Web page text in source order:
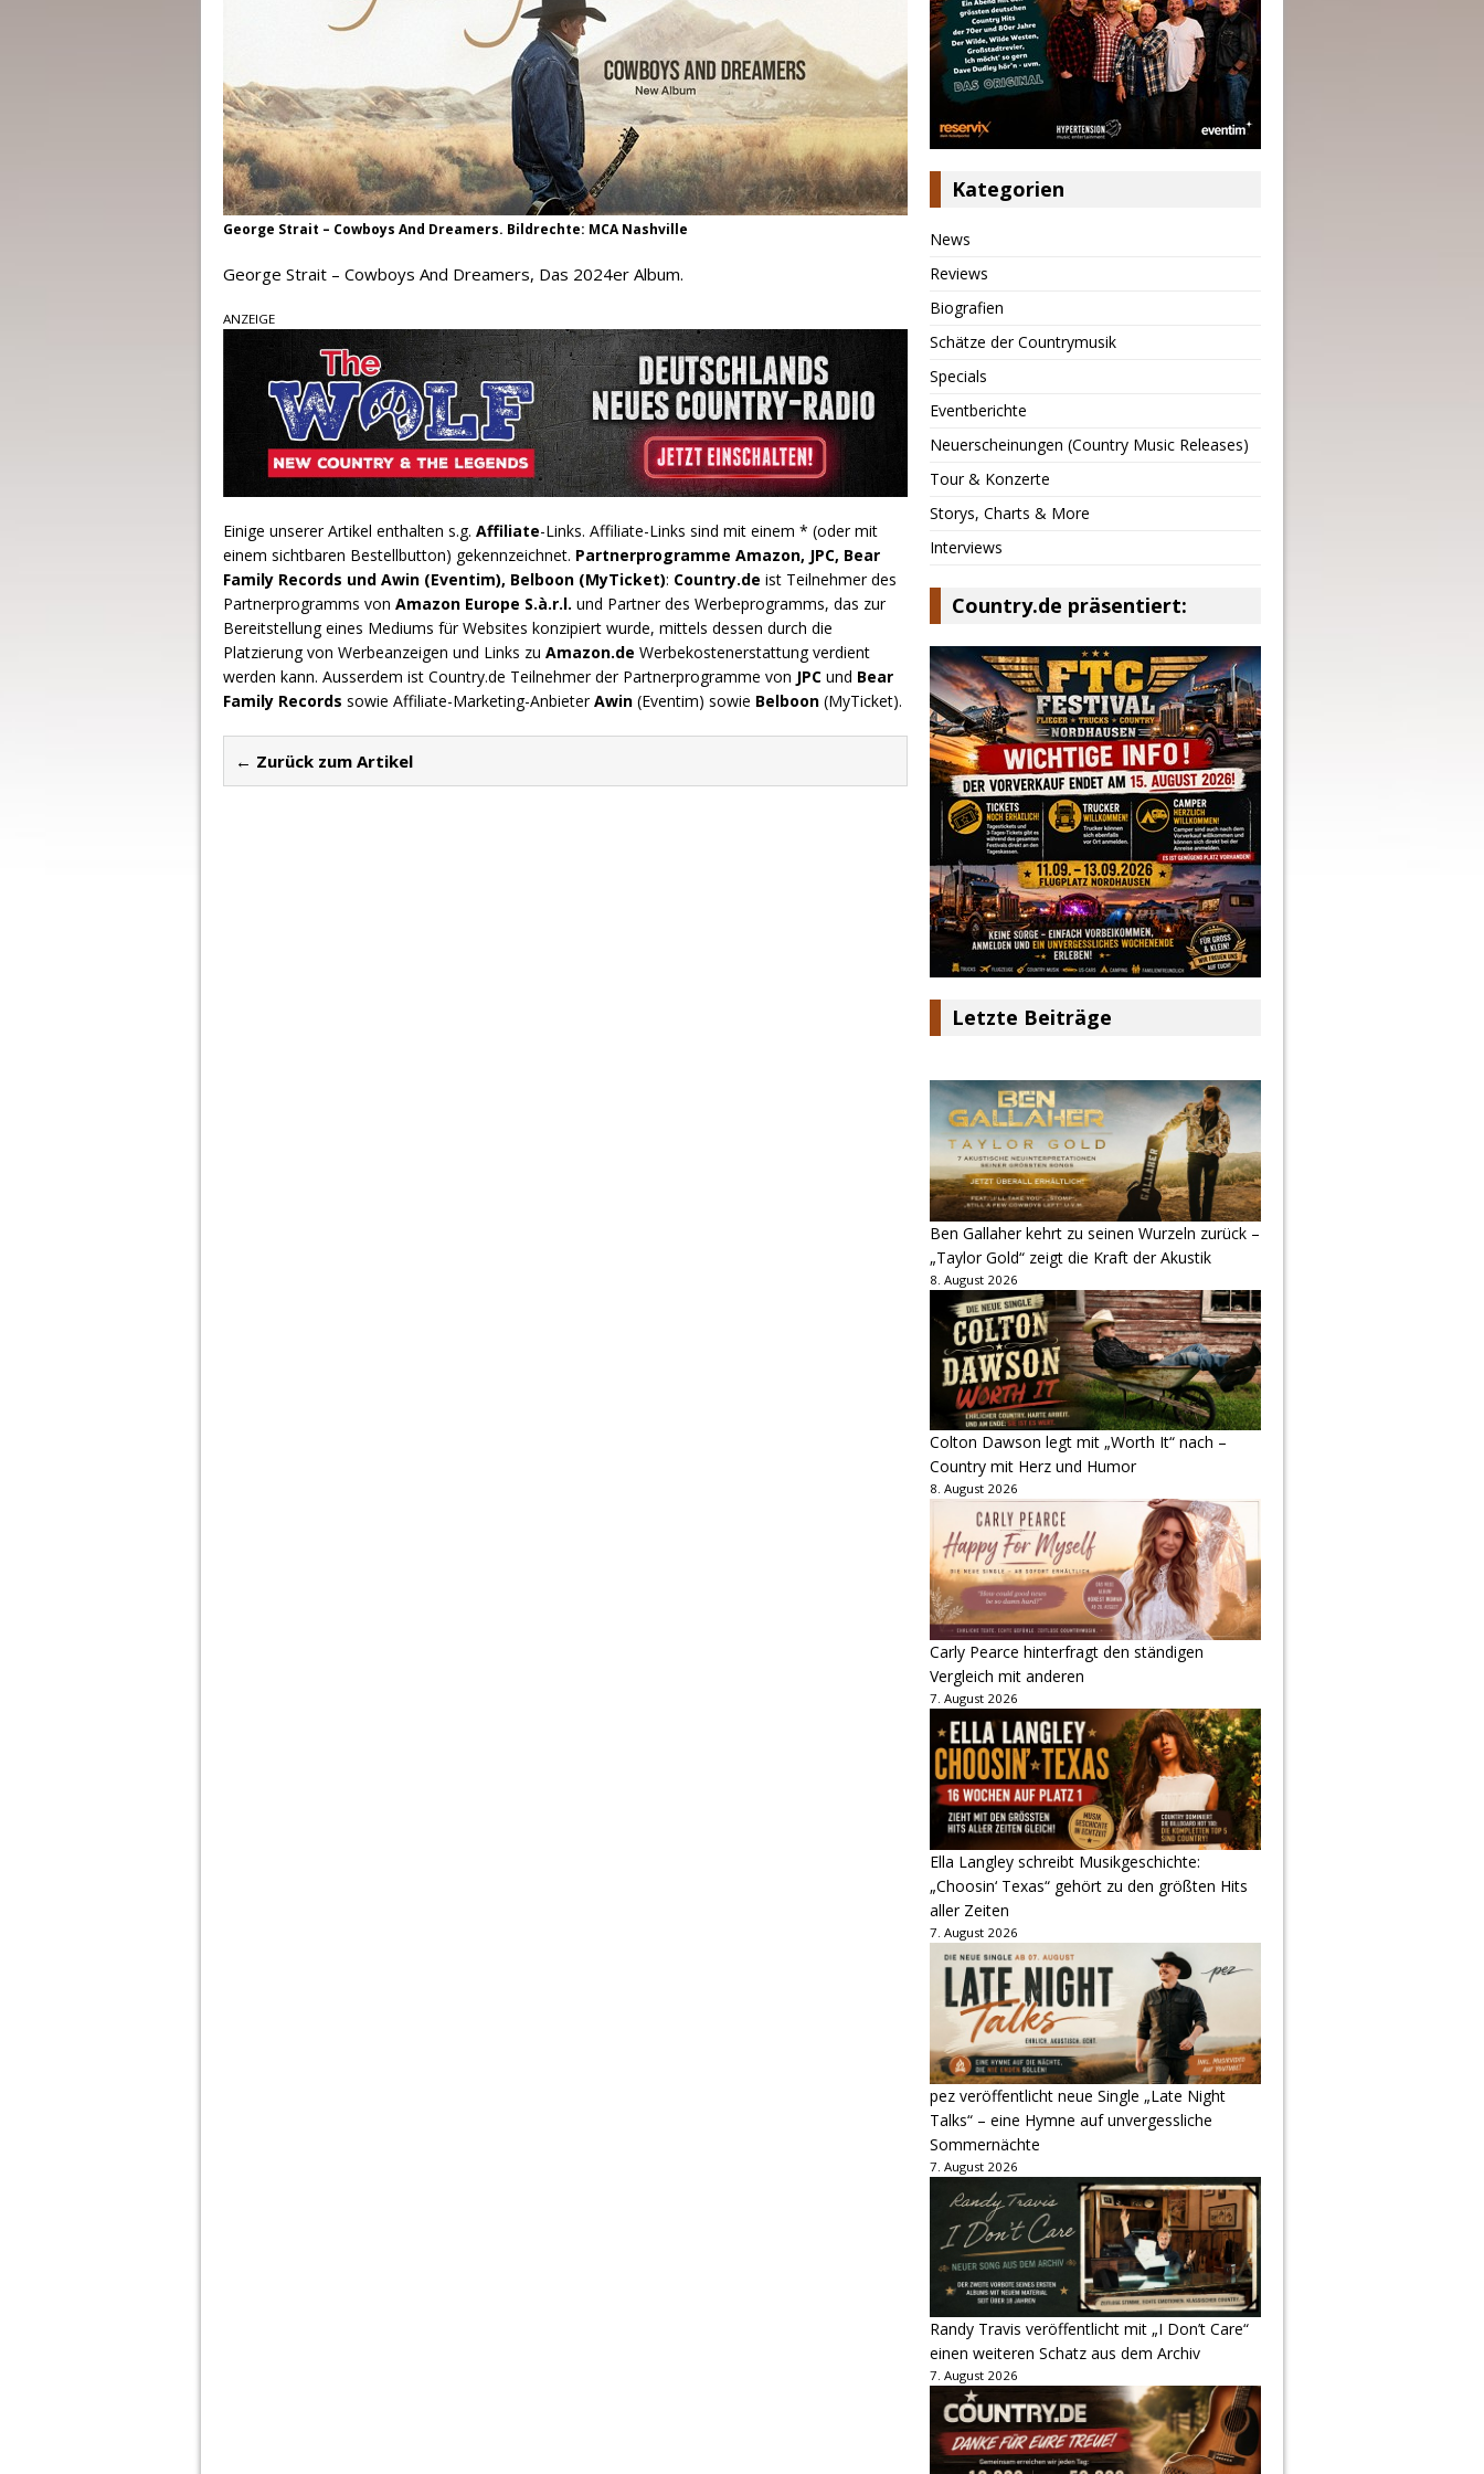
George Strait – Cowboys And Dreamers. Bildrechte: MCA Nashville
George Strait – Cowboys And Dreamers, Das 2024er Album.
ANZEIGE
Einige unserer Artikel enthalten s.g. Affiliate-Links. Affiliate-Links sind mit einem * (oder mit
einem sichtbaren Bestellbutton) gekennzeichnet. Partnerprogramme Amazon, JPC, Bear
Family Records und Awin (Eventim), Belboon (MyTicket): Country.de ist Teilnehmer des
Partnerprogramms von Amazon Europe S.à.r.l. und Partner des Werbeprogramms, das zur
Bereitstellung eines Mediums für Websites konzipiert wurde, mittels dessen durch die
Platzierung von Werbeanzeigen und Links zu Amazon.de Werbekostenerstattung verdient
werden kann. Ausserdem ist Country.de Teilnehmer der Partnerprogramme von JPC und Bear
Family Records sowie Affiliate-Marketing-AnbieterAwin (Eventim) sowie Belboon (MyTicket).
← Zurück zum Artikel
Kategorien
News
Reviews
Biografien
Schätze der Countrymusik
Specials
Eventberichte
Neuerscheinungen (Country Music Releases)
Tour & Konzerte
Storys, Charts & More
Interviews
Country.de präsentiert:
Letzte Beiträge
Ben Gallaher kehrt zu seinen Wurzeln zurück –
„Taylor Gold“ zeigt die Kraft der Akustik
8. August 2026
Colton Dawson legt mit „Worth It“ nach –
Country mit Herz und Humor
8. August 2026
Carly Pearce hinterfragt den ständigen
Vergleich mit anderen
7. August 2026
Ella Langley schreibt Musikgeschichte:
„Choosin‘ Texas“ gehört zu den größten Hits
aller Zeiten
7. August 2026
pez veröffentlicht neue Single „Late Night
Talks“ – eine Hymne auf unvergessliche
Sommernächte
7. August 2026
Randy Travis veröffentlicht mit „I Don’t Care“
einen weiteren Schatz aus dem Archiv
7. August 2026